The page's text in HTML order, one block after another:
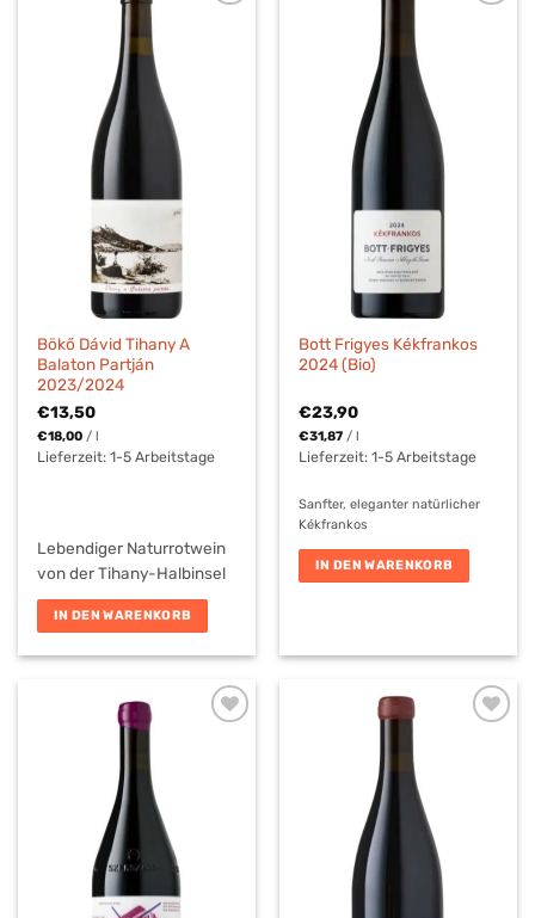
Bökő Dávid Tihany A
Balaton Partján
2023/2024
€13,50
€18,00 / l
Lieferzeit:1-5 Arbeitstage
Lebendiger Naturrotwein
von der Tihany-Halbinsel
IN DEN WARENKORB
Bott Frigyes Kékfrankos
2024 (Bio)
€23,90
€31,87 / l
Lieferzeit:1-5 Arbeitstage
Sanfter, eleganter natürlicher
Kékfrankos
IN DEN WARENKORB